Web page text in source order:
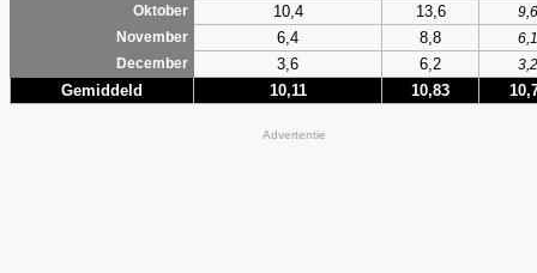
Oktober
10,4 13,6
9,6
November
6,4 8,8
6,1
December
3,6 6,2 3,2
Gemiddeld 10,11 10,83
Advertentie